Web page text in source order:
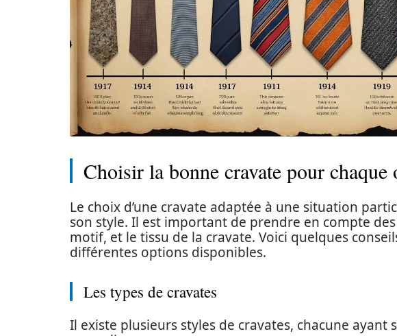
Choisir la bonne cravate pour chaque
Le choix d’une cravate adaptée à une situation
son style. Il est important de prendre en compte
motif, et le tissu de la cravate. Voici quelques
différentes options disponibles.
Les types de cravates
Il existe plusieurs styles de cravates, chacune ayant